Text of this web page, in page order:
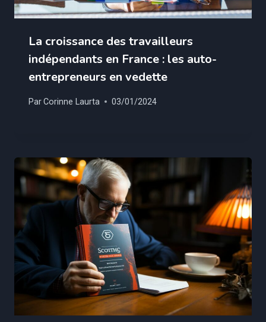
La croissance des travailleurs
indépendants en France : les auto-
entrepreneurs en vedette
ParCorinne Laurta 03/01/2024